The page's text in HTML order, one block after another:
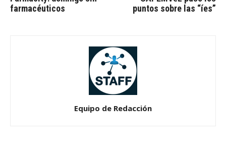
farmacéuticos
puntos sobre las “íes”
Equipo de Redacción